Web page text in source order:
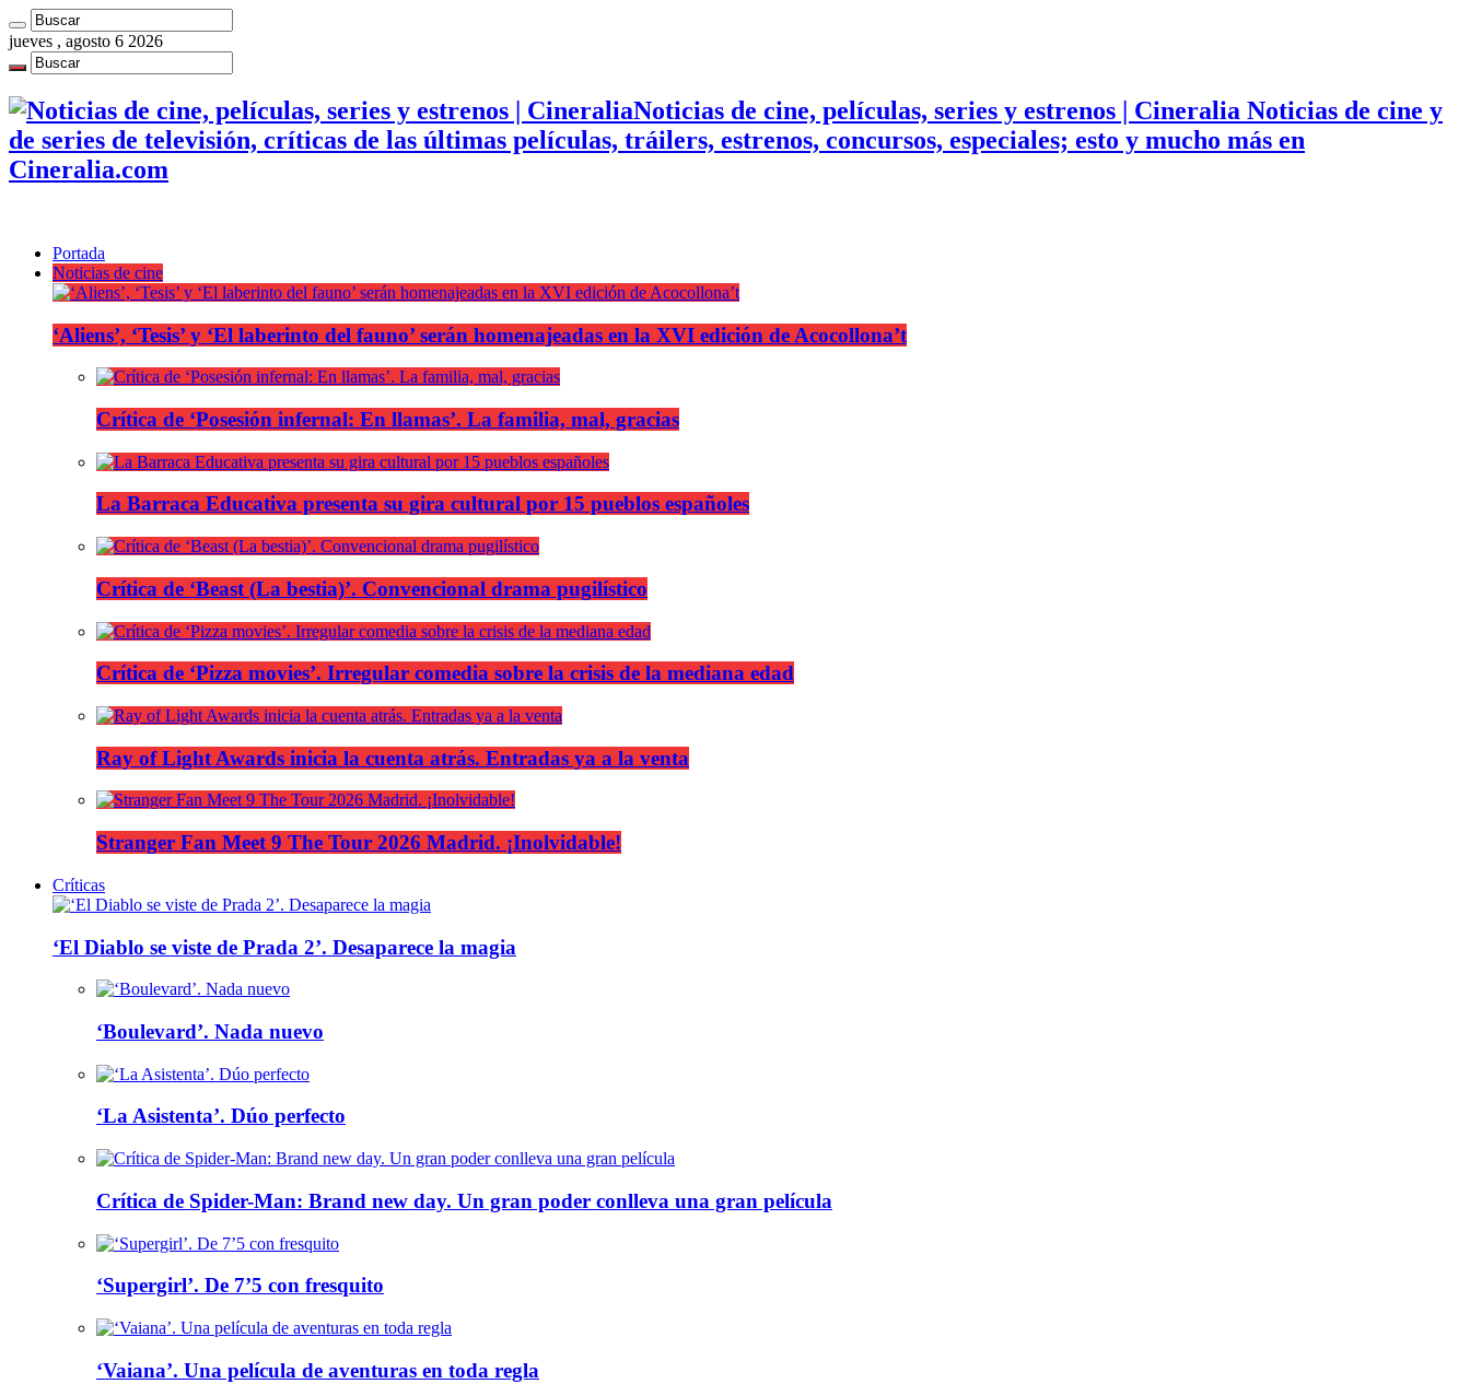
jueves , agosto 6 2026
Noticias de cine, películas, series y estrenos | Cineralia Noticias de cine y
de series de televisión, críticas de las últimas películas, tráilers, estrenos, concursos, especiales; esto y mucho más en
Cineralia.com
Portada
Noticias de cine
‘Aliens’, ‘Tesis’ y ‘El laberinto del fauno’ serán homenajeadas en la XVI edición de Acocollona’t
Crítica de ‘Posesión infernal: En llamas’. La familia, mal, gracias
La Barraca Educativa presenta su gira cultural por 15 pueblos españoles
Crítica de ‘Beast (La bestia)’. Convencional drama pugilístico
Crítica de ‘Pizza movies’. Irregular comedia sobre la crisis de la mediana edad
Ray of Light Awards inicia la cuenta atrás. Entradas ya a la venta
Stranger Fan Meet 9 The Tour 2026 Madrid. ¡Inolvidable!
Críticas
‘El Diablo se viste de Prada 2’. Desaparece la magia
‘Boulevard’. Nada nuevo
‘La Asistenta’. Dúo perfecto
Crítica de Spider-Man: Brand new day. Un gran poder conlleva una gran película
‘Supergirl’. De 7’5 con fresquito
‘Vaiana’. Una película de aventuras en toda regla